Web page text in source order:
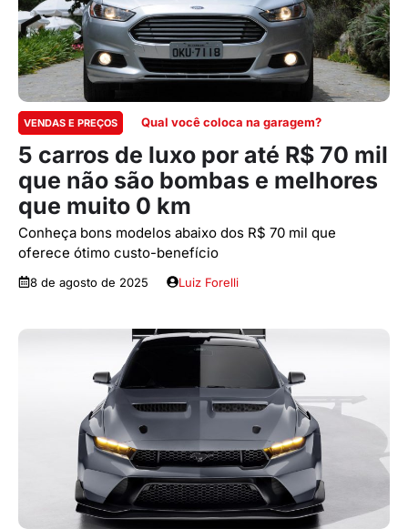
VENDAS E PREÇOS Qual você coloca na garagem?
5 carros de luxo por até R$ 70 mil
que não são bombas e melhores
que muito 0 km
Conheça bons modelos abaixo dos R$ 70 mil que
oferece ótimo custo-benefício
8 de agosto de 2025 Luiz Forelli